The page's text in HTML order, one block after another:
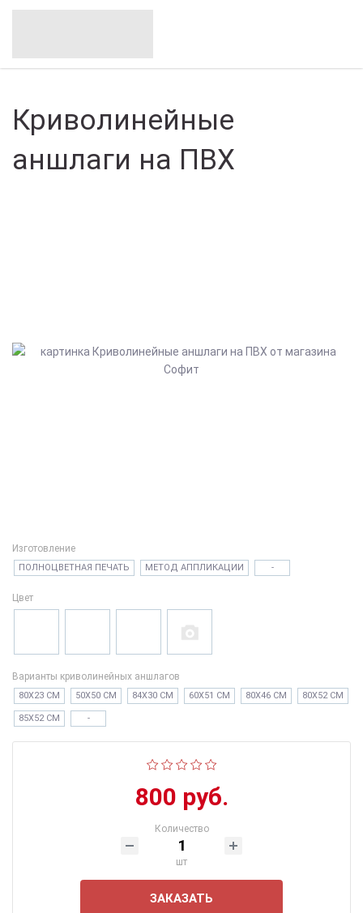
Криволинейные
аншлаги на ПВХ
Изготовление
ПОЛНОЦВЕТНАЯ ПЕЧАТЬ МЕТОД АППЛИКАЦИИ -
Цвет
Варианты криволинейных аншлагов
80Х23 СМ 50Х50 СМ 84Х30 СМ 60Х51 СМ 80Х46 СМ 80Х52 СМ
85Х52 СМ -
800 руб.
Количество
шт
ЗАКАЗАТЬ